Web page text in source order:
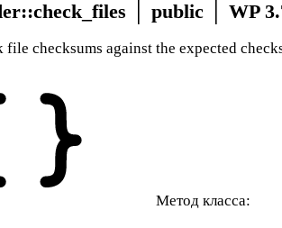
public WP
file checksums against the expected
Метод класса: